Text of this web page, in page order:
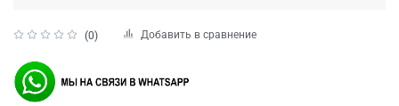
(0) Добавить в сравнение